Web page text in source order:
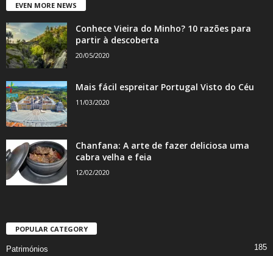
EVEN MORE NEWS
Conhece Vieira do Minho? 10 razões para
partir à descoberta
20/05/2020
Mais fácil espreitar Portugal Visto do Céu
11/03/2020
Chanfana: A arte de fazer deliciosa uma
cabra velha e feia
12/02/2020
POPULAR CATEGORY
Patrimónios 185